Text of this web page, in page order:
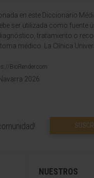
en este Diccionario
ser utilizada como fuente
tratamiento o
médico. La Clínica
BioRender.com
2026
NUESTROS